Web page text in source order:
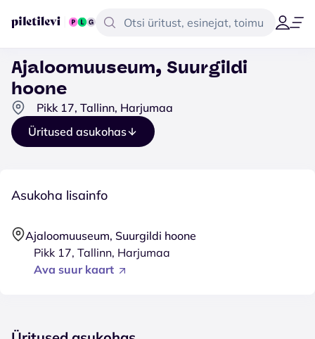
Ajaloomuuseum, Suurgildi
hoone
Pikk 17, Tallinn, Harjumaa
Üritused asukohas
Asukoha lisainfo
Ajaloomuuseum, Suurgildi hoone
Pikk 17, Tallinn, Harjumaa
Ava suur kaart